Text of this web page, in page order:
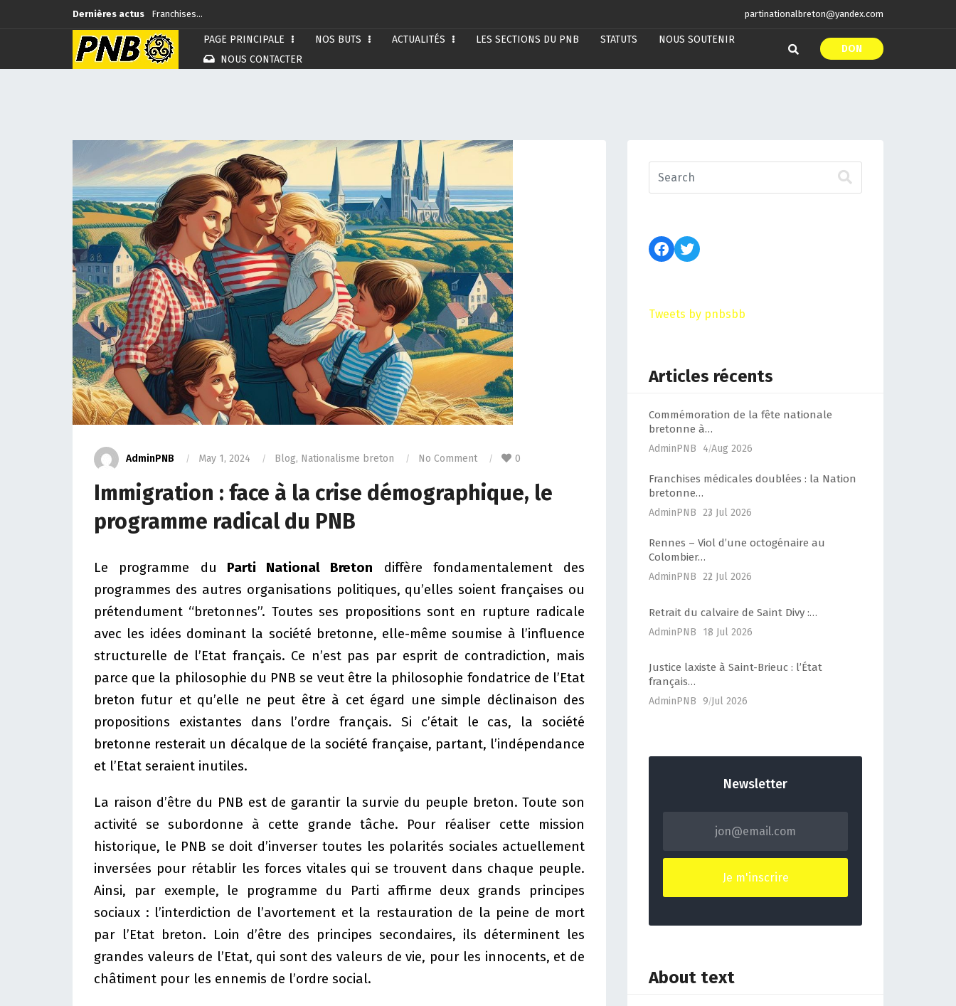
Dernières actus Franchises…
Rennes…
Commémoration…
partinationalbreton@yandex.com
PAGE PRINCIPALE NOS BUTS ACTUALITÉS LES SECTIONS DU PNB STATUTS
NOUS SOUTENIR
NOUS CONTACTER
DON
AdminPNB May 1, 2024 Blog, Nationalisme breton No Comment 0
Immigration : face à la crise démographique, le
programme radical du PNB
Le programme du Parti National Breton diffère fondamentalement des
programmes des autres organisations politiques, qu’elles soient françaises ou
prétendument “bretonnes”. Toutes ses propositions sont en rupture radicale
avec les idées dominant la société bretonne, elle-même soumise à l’influence
structurelle de l’Etat français. Ce n’est pas par esprit de contradiction, mais
parce que la philosophie du PNB se veut être la philosophie fondatrice de l’Etat
breton futur et qu’elle ne peut être à cet égard une simple déclinaison des
propositions existantes dans l’ordre français. Si c’était le cas, la société
bretonne resterait un décalque de la société française, partant, l’indépendance
et l’Etat seraient inutiles.
La raison d’être du PNB est de garantir la survie du peuple breton. Toute son
activité se subordonne à cette grande tâche. Pour réaliser cette mission
historique, le PNB se doit d’inverser toutes les polarités sociales actuellement
inversées pour rétablir les forces vitales qui se trouvent dans chaque peuple.
Ainsi, par exemple, le programme du Parti affirme deux grands principes
sociaux : l’interdiction de l’avortement et la restauration de la peine de mort
par l’Etat breton. Loin d’être des principes secondaires, ils déterminent les
grandes valeurs de l’Etat, qui sont des valeurs de vie, pour les innocents, et de
châtiment pour les ennemis de l’ordre social.
Tweets by pnbsbb
Articles récents
Commémoration de la fête nationale
bretonne à…
AdminPNB 4 Aug 2026
Franchises médicales doublées : la Nation
bretonne…
AdminPNB 23 Jul 2026
Rennes – Viol d’une octogénaire au
Colombier…
AdminPNB 22 Jul 2026
Retrait du calvaire de Saint Divy :…
AdminPNB 18 Jul 2026
Justice laxiste à Saint-Brieuc : l’État
français…
AdminPNB 9 Jul 2026
Newsletter
About text